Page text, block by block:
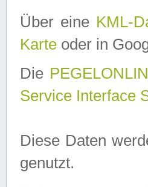
Über eine KML-
Karte oder in
Die
Service Interface
Diese Daten
genutzt.